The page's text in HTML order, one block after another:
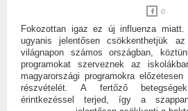
0
Fokozottan igaz ez új influenza miatt.
ugyanis jelentősen csökkenthetjük
világnapon számos országban,
programokat szerveznek az
magyarországi programokra
részvételét. A fertőző
érintkezéssel terjed, így a